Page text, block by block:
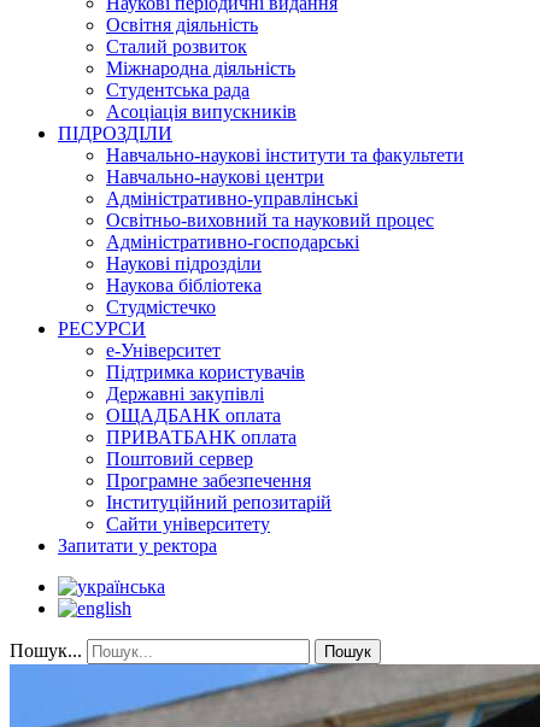
Освітня діяльність
Сталий розвиток
Міжнародна діяльність
Студентська рада
Асоціація випускників
ПІДРОЗДІЛИ
Навчально-наукові інститути та факультети
Навчально-наукові центри
Адміністративно-управлінські
Освітньо-виховний та науковий процес
Адміністративно-господарські
Наукові підрозділи
Наукова бібліотека
Студмістечко
РЕСУРСИ
е-Університет
Підтримка користувачів
Державні закупівлі
ОЩАДБАНК оплата
ПРИВАТБАНК оплата
Поштовий сервер
Програмне забезпечення
Інституційний репозитарій
Сайти університету
Запитати у ректора
Пошук... Пошук